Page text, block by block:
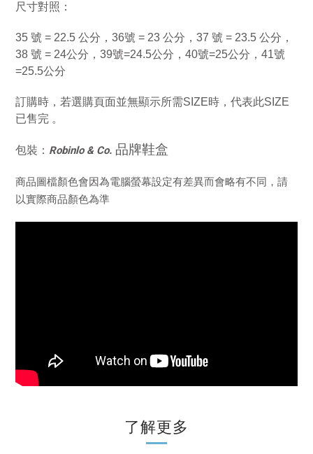
尺寸對照：
35 號 = 22.5 公分，36號 = 23 公分，37 號 = 23.5 公分，
38 號 = 24公分，39號=24.5公分，40號=25公分，41號
=25.5公分
訂購時，若選購頁面並無顯示所需SIZE時，代表此SIZE
已售完 。
包裝： Robinlo & Co. 品牌鞋盒
商品圖檔顏色會因為電腦螢幕設定有差異而會略有不同，請
以實際商品顏色為準
了解更多